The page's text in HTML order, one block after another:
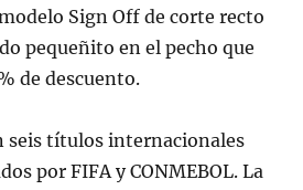
Sign Off de corte recto
pequeñito en el pecho que
de descuento.
seis títulos internacionales
por FIFA y CONMEBOL. La